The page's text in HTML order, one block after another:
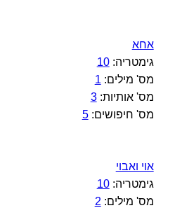
אחא
גימטריה:10
מס' מילים: 1
מס' אותיות:3
מס' חיפושים:5
אױ ואבױ
גימטריה:10
מס' מילים: 2